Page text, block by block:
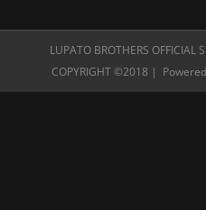
LUPATO BROTHERS OFFICIAL
COPYRIGHT ©2018 |